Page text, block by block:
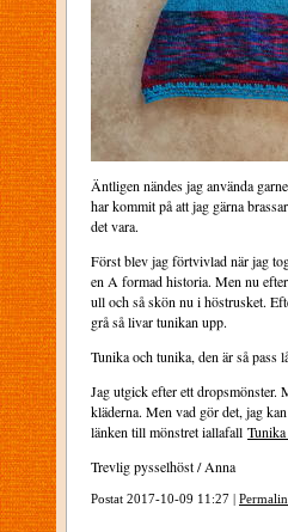
Äntligen nändes jag använda
har kommit på att jag gärna
det vara.
Först blev jag förtvivlad när jag
en A formad historia. Men nu
ull och så skön nu i höstrusket.
grå så livar tunikan upp.
Tunika och tunika, den är så pass
Jag utgick efter ett dropsmönster.
kläderna. Men vad gör det, jag
länken till mönstret iallafall
Trevlig pysselhöst / Anna
Postat 2017-10-09 11:27 |